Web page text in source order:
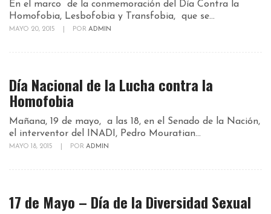
En el marco de la conmemoración del Día Contra la
Homofobia, Lesbofobia y Transfobia, que se...
MAYO 20, 2015 POR ADMIN
Día Nacional de la Lucha contra la
Homofobia
Mañana, 19 de mayo, a las 18, en el Senado de la Nación,
el interventor del INADI, Pedro Mouratian...
MAYO 18, 2015 POR ADMIN
17 de Mayo – Día de la Diversidad Sexual